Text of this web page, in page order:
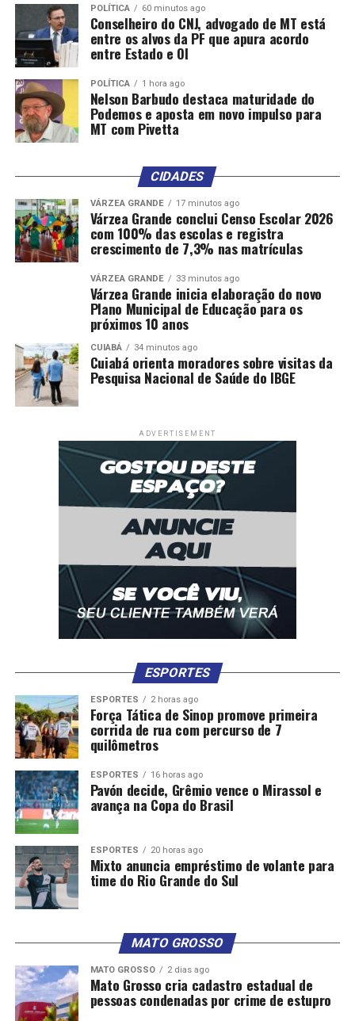
POLÍTICA 60 minutos ago
Conselheiro do CNJ, advogado de MT está
entre os alvos da PF que apura acordo
entre Estado e OI
POLÍTICA 1 hora ago
Nelson Barbudo destaca maturidade do
Podemos e aposta em novo impulso para
MT com Pivetta
CIDADES
VÁRZEA GRANDE 17 minutos ago
Várzea Grande conclui Censo Escolar 2026
com 100% das escolas e registra
crescimento de 7,3% nas matrículas
VÁRZEA GRANDE 33 minutos ago
Várzea Grande inicia elaboração do novo
Plano Municipal de Educação para os
próximos 10 anos
CUIABÁ 34 minutos ago
Cuiabá orienta moradores sobre visitas da
Pesquisa Nacional de Saúde do IBGE
ADVERTISEMENT
ESPORTES
ESPORTES 2 horas ago
Força Tática de Sinop promove primeira
corrida de rua com percurso de 7
quilômetros
ESPORTES 16 horas ago
Pavón decide, Grêmio vence o Mirassol e
avança na Copa do Brasil
ESPORTES 20 horas ago
Mixto anuncia empréstimo de volante para
time do Rio Grande do Sul
MATO GROSSO
MATO GROSSO 2 dias ago
Mato Grosso cria cadastro estadual de
pessoas condenadas por crime de estupro